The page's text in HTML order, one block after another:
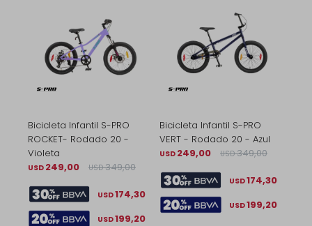
Bicicleta Infantil S-PRO
ROCKET- Rodado 20 -
Violeta
USD 249,00 USD 349,00
USD174,30
USD199,20
Bicicleta Infantil S-PRO
VERT - Rodado 20 - Azul
USD 249,00 USD 349,00
USD174,30
USD199,20